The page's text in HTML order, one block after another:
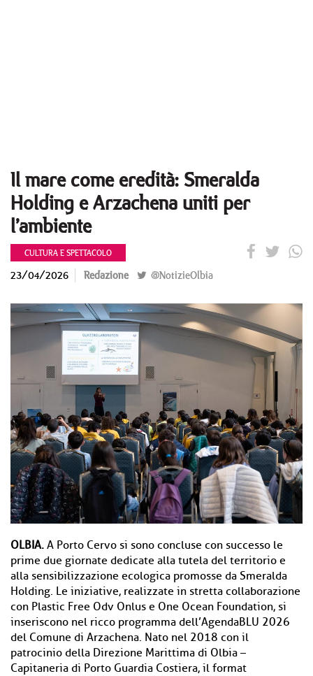
Il mare come eredità: Smeralda
Holding e Arzachena uniti per
l’ambiente
CULTURA E SPETTACOLO
23/04/2026 Redazione @NotizieOlbia
OLBIA. A Porto Cervo si sono concluse con successo le
prime due giornate dedicate alla tutela del territorio e
alla sensibilizzazione ecologica promosse da Smeralda
Holding. Le iniziative, realizzate in stretta collaborazione
con Plastic Free Odv Onlus e One Ocean Foundation, si
inseriscono nel ricco programma dell’AgendaBLU 2026
del Comune di Arzachena. Nato nel 2018 con il
patrocinio della Direzione Marittima di Olbia –
Capitaneria di Porto Guardia Costiera, il format